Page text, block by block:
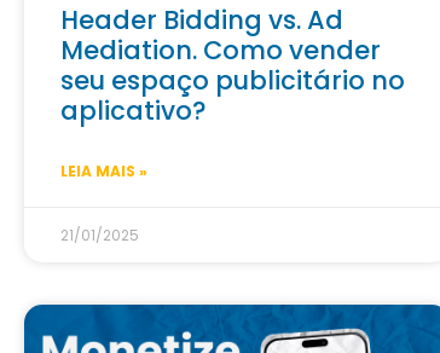
Header Bidding vs. Ad
Mediation. Como vender
seu espaço publicitário no
aplicativo?
LEIA MAIS »
21/01/2025